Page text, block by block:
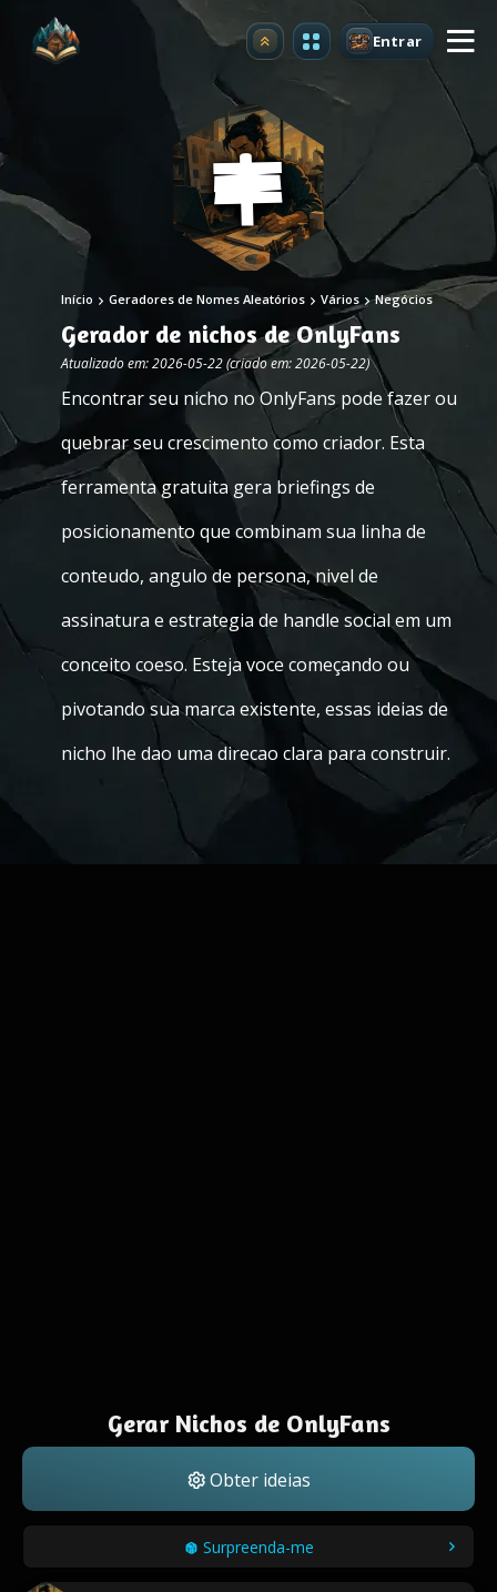
Atualizar Entrar
Início Geradores de Nomes Aleatórios Vários Negócios
Gerador de nichos de OnlyFans
Atualizado em: 2026-05-22 (criado em: 2026-05-22)
Encontrar seu nicho no OnlyFans pode fazer ou
quebrar seu crescimento como criador. Esta
ferramenta gratuita gera briefings de
posicionamento que combinam sua linha de
conteudo, angulo de persona, nivel de
assinatura e estrategia de handle social em um
conceito coeso. Esteja voce começando ou
pivotando sua marca existente, essas ideias de
nicho lhe dao uma direcao clara para construir.
Gerar Nichos de OnlyFans
Obter ideias
Surpreenda-me